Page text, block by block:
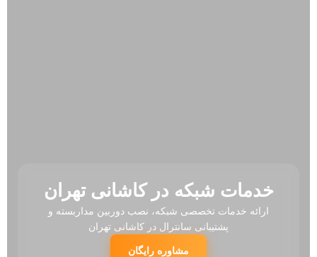
خدمات شبکه در کاشانی تهران
ارائه خدمات تخصصی شبکه، نصب دوربین مداربسته و
پشتیبانی سانترال در کاشانی تهران
مشاوره رایگان